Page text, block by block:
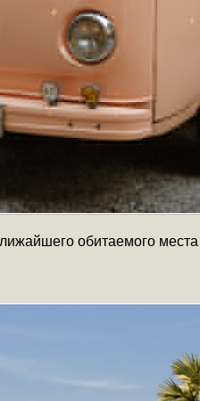
обитаемого